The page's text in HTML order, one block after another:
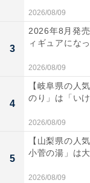
2026/08/09
3
2026年8月発
ィギュアにな
2026/08/09
4
【岐阜県の人
のり」は「い
2026/08/09
5
【山梨県の人
小菅の湯」は
2026/08/09